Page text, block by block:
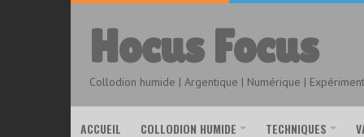
Hocus Focus
Collodion humide | Argentique | Numérique |
ACCUEIL COLLODION HUMIDE TECHNIQUES